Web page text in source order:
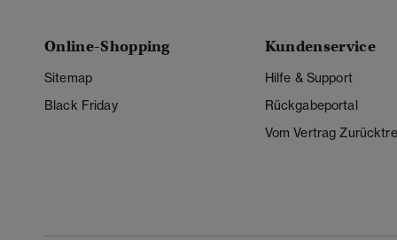
Online-Shopping
Sitemap
Black Friday
Kundenservice
Hilfe & Support
Rückgabeportal
Vom Vertrag